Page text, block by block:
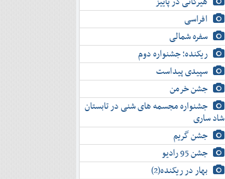
افراسی
سفره شمالی
ریکنده؛ جشنواره دوم
سپیدی پیداست
جشن خرمن
جشنواره مجسمه های شنی در تابستان
شاد ساری
جشن گریم
جشن 95 رادیو
بهار در ریکنده(2)